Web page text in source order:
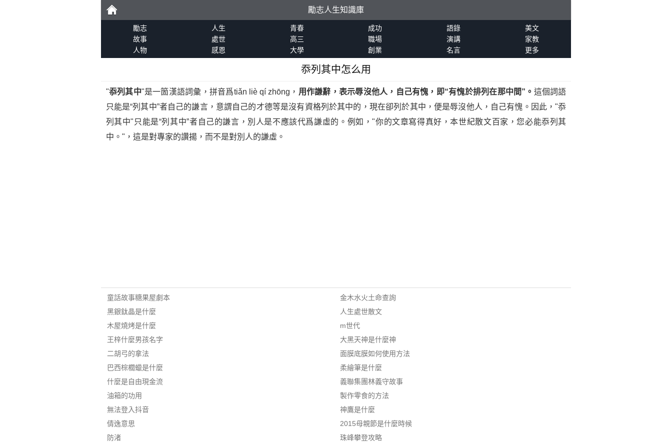
勵
勵志人生知識庫
勵志 人生 青春 成功 語錄
美文
故事
處世 高三 職場 演講
家教
人物
感恩 大學 創業 名言 更多
忝列其中怎么用
"忝列其中"是一箇漢語詞彙，拼音爲tiǎn liè qí zhōng， 用作謙辭，表示辱沒他人，自己有愧，即“有愧於排列在那中間”。 這個詞語
只能是“列其中”者自己的謙言，意謂自己的才德等是沒有資格列於其中的，現在卻列於其中，便是辱沒他人，自己有愧。因此，"忝
列其中"只能是“列其中”者自己的謙言，別人是不應該代爲謙虛的。例如，"你的文章寫得真好，本世紀散文百家，您必能忝列其
中。"，這是對專家的讚揚，而不是對別人的謙虛。
童話故事糖果屋劇本
黑銀鈦晶是什麼
木屋燒烤是什麼
王梓什麼男孩名字
二胡弓的拿法
巴西棕櫚蠟是什麼
什麼是自由現金流
油箱的功用
無法登入抖音
倩逸意思
防渚
金木水火土命查詢
人生處世散文
m世代
大黑天神是什麼神
面膜底膜如何使用方法
柔繪筆是什麼
義聯集團林義守故事
製作零食的方法
神鷹是什麼
2015母親節是什麼時候
珠峰攀登攻略